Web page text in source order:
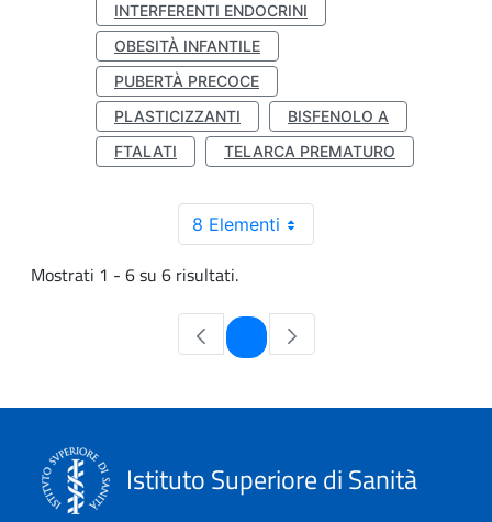
INTERFERENTI ENDOCRINI
OBESITÀ INFANTILE
PUBERTÀ PRECOCE
PLASTICIZZANTI
BISFENOLO A
FTALATI
TELARCA PREMATURO
8 Elementi
Mostrati 1 - 6 su 6 risultati.
Pagina
Istituto Superiore di Sanità